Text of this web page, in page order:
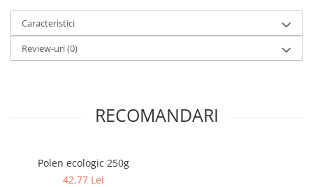
SF & Fantasy
Teatru
Birotica & Papetarie
Accesorii Arhivare
Caracteristici
Review-uri(0)
RECOMANDARI
Polen ecologic 250g
42,77 Lei